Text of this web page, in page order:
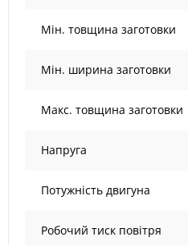
Мін. товщина заготовки
Мін. ширина заготовки
Макс. товщина заготовки
Напруга
Потужність двигуна
Робочий тиск повітря